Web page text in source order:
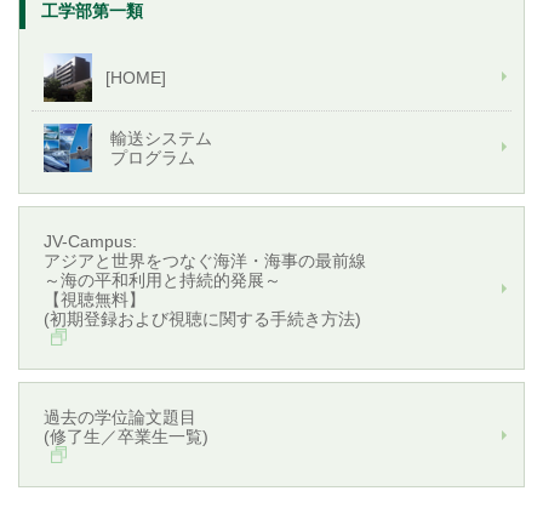
工学部第一類
[HOME]
輸送システム
プログラム
JV-Campus:
アジアと世界をつなぐ海洋・海事の最前線
～海の平和利用と持続的発展～
【視聴無料】
(初期登録および視聴に関する手続き方法)
過去の学位論文題目
(修了生／卒業生一覧)